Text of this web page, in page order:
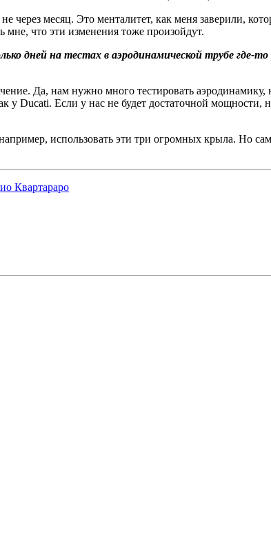
через месяц. Это менталитет, как меня заверили,
мне, что эти изменения тоже произойдут.
дней на тестах в аэродинамической трубе где-
Да, нам нужно много тестировать
Ducati. Если у нас не будет достаточной мощности,
использовать эти три огромных крыла. Но
Квартараро